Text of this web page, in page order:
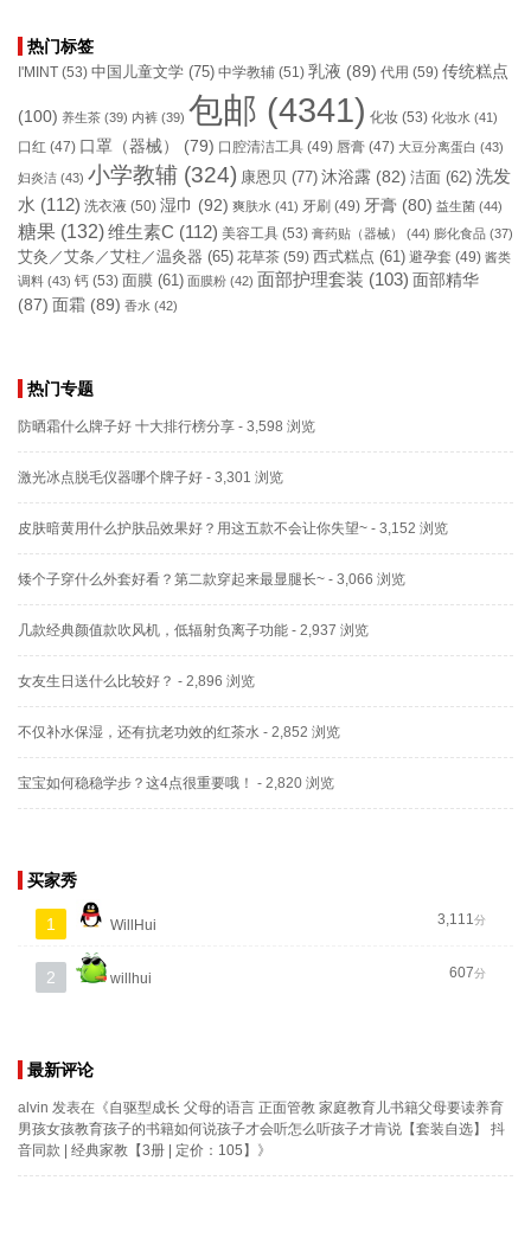
热门标签
I'MINT (53) 中国儿童文学 (75) 中学教辅 (51) 乳液 (89) 代用 (59) 传统糕点
(100) 养生茶 (39) 内裤 (39) 包邮 (4341) 化妆 (53) 化妆水 (41)
口红 (47) 口罩（器械） (79) 口腔清洁工具 (49) 唇膏 (47) 大豆分离蛋白 (43)
妇炎洁 (43) 小学教辅 (324) 康恩贝 (77) 沐浴露 (82) 洁面 (62) 洗发
水 (112) 洗衣液 (50) 湿巾 (92) 爽肤水 (41) 牙刷 (49) 牙膏 (80) 益生菌 (44)
糖果 (132)维生素C (112) 美容工具 (53) 膏药贴（器械） (44) 膨化食品 (37)
艾灸／艾条／艾柱／温灸器 (65) 花草茶 (59) 西式糕点 (61) 避孕套 (49) 酱类
调料 (43) 钙 (53) 面膜 (61) 面膜粉 (42) 面部护理套装 (103) 面部精华
(87) 面霜 (89) 香水 (42)
热门专题
防晒霜什么牌子好 十大排行榜分享 - 3,598 浏览
激光冰点脱毛仪器哪个牌子好 - 3,301 浏览
皮肤暗黄用什么护肤品效果好？用这五款不会让你失望~ - 3,152 浏览
矮个子穿什么外套好看？第二款穿起来最显腿长~ - 3,066 浏览
几款经典颜值款吹风机，低辐射负离子功能 - 2,937 浏览
女友生日送什么比较好？ - 2,896 浏览
不仅补水保湿，还有抗老功效的红茶水 - 2,852 浏览
宝宝如何稳稳学步？这4点很重要哦！ - 2,820 浏览
买家秀
1 WillHui 3,111 分
2 willhui 607分
最新评论
alvin 发表在《自驱型成长 父母的语言 正面管教 家庭教育儿书籍父母要读养育
男孩女孩教育孩子的书籍如何说孩子才会听怎么听孩子才肯说【套装自选】 抖
音同款 | 经典家教【3册 | 定价：105】 》